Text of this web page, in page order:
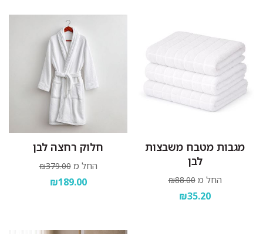
מגבות מטבח משבצות
לבן
החל מ ₪88.00
₪35.20
חלוק רחצה לבן
החל מ ₪379.00
₪189.00